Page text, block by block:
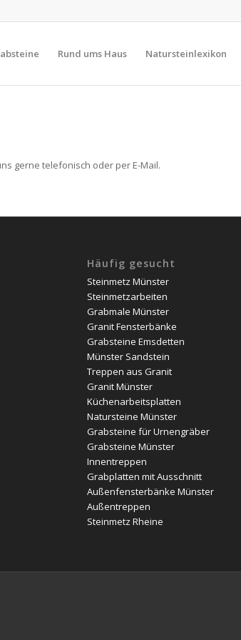
Rund ums Haus Natursteinlexikon
gerne telefonisch oder per E-Mail.
Häufig gesucht
Steinmetz Münster
Steinmetzarbeiten
Grabmale Münster
Granit Fensterbänke
Grabsteine Emsdetten
Münster Sandstein
Treppen aus Granit
Granit Münster
Küchenarbeitsplatten
Natursteine Münster
Grabsteine für Urnengräber
Grabsteine Münster
Innentreppen
Grabplatten mit Ausschnitt
Außenfensterbänke Münster
Außentreppen
Steinmetz Rheine